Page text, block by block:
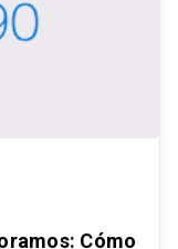
Cómo